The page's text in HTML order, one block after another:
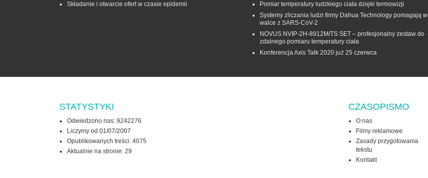
Składanie i otwarcie ofert w czasie epidemii
Pomiar temperatury ludzkiego ciała dzięki termowizji
Systemy zliczania ludzi firmy Dahua Technology pomagają w
walce z SARS-CoV-2
NOVUS NVIP-2H-8912M/TS SET – profesjonalny zestaw do
zdalnego pomiaru temperatury ciała
Konferencja Axis Talk 2020 już 25 czerwca
STATYSTYKI
Odwiedzono nas: 9242276
Liczymy od 01/07/2007
Opublikowanych treści: 4075
Aktualnie na stronie: 29
CZASOPISMO
O nas
Filmy reklamowe
Zasady przygotowania
tekstu
Kontakt